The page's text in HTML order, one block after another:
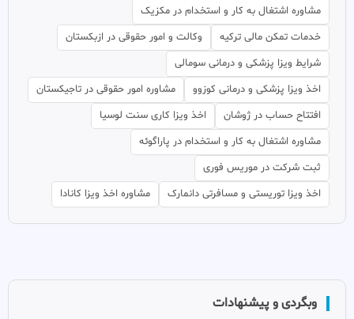
مشاوره اشتغال به کار و استخدام در مکزیک
خدمات تمکن مالی ترکیه
وکالت و امور حقوقی در ازبکستان
شرایط ویزا پزشکی و درمانی سومالی
اخذ ویزا پزشکی و درمانی کوزوو
مشاوره امور حقوقی در تاجیکستان
افتتاح حساب در ژوشان
اخذ ویزا کاری سنت لوسیا
مشاوره اشتغال به کار و استخدام در پاراگوئه
ثبت شرکت در موریس فوری
اخذ ویزا توریستی و مسافرتی دانمارک
مشاوره اخذ ویزا کانادا
وبگردی و پیشنهادات